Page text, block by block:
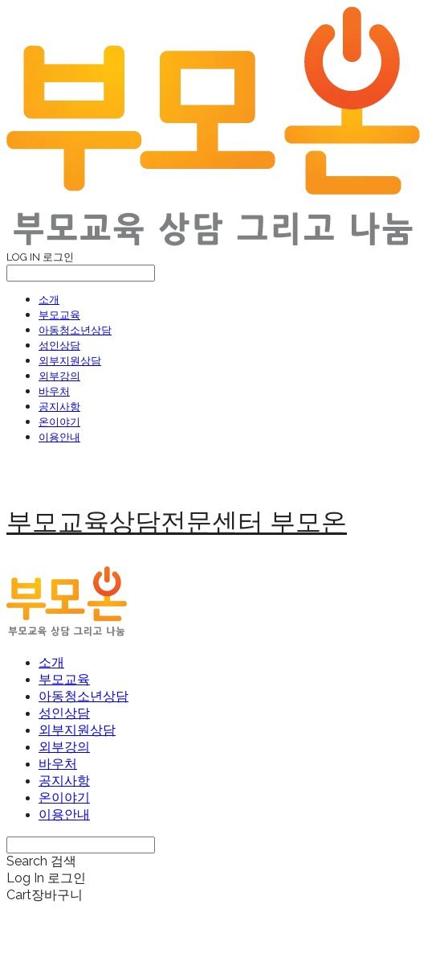
LOG IN 로그인
소개
부모교육
아동청소년상담
성인상담
외부지원상담
외부강의
바우처
공지사항
온이야기
이용안내
부모교육상담전문센터 부모온
소개
부모교육
아동청소년상담
성인상담
외부지원상담
외부강의
바우처
공지사항
온이야기
이용안내
Search 검색
Log In 로그인
Cart장바구니